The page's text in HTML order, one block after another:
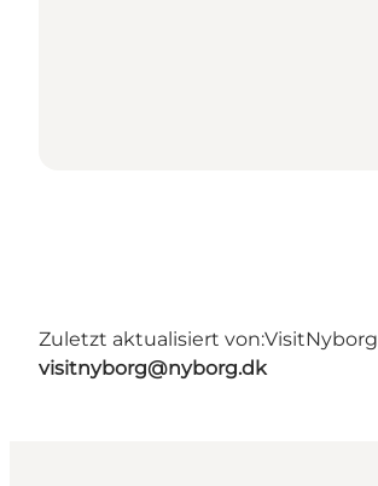
Zuletzt aktualisiert von:VisitNyborg
visitnyborg@nyborg.dk